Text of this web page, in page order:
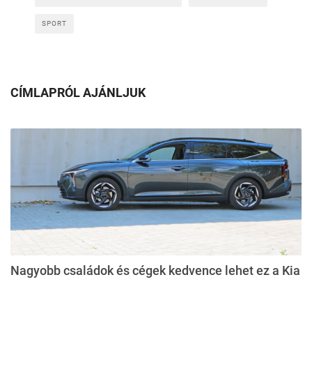
SPORT
CÍMLAPRÓL AJÁNLJUK
Nagyobb családok és cégek kedvence lehet ez a Kia